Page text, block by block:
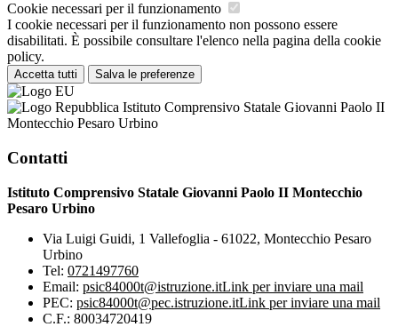
Cookie necessari per il funzionamento
I cookie necessari per il funzionamento non possono essere
disabilitati. È possibile consultare l'elenco nella pagina della cookie
policy.
Accetta tutti Salva le preferenze
Istituto Comprensivo Statale Giovanni Paolo II
Montecchio Pesaro Urbino
Contatti
Istituto Comprensivo Statale Giovanni Paolo II Montecchio
Pesaro Urbino
Via Luigi Guidi, 1 Vallefoglia - 61022, Montecchio Pesaro
Urbino
Tel: 0721497760
Email: psic84000t@istruzione.itLink per inviare una mail
PEC: psic84000t@pec.istruzione.itLink per inviare una mail
C.F.: 80034720419